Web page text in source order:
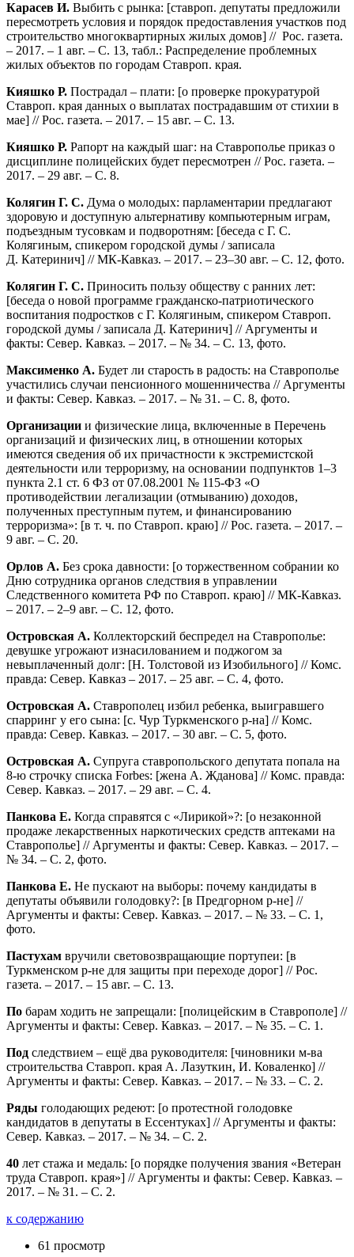
Карасев И. Выбить с рынка: [ставроп. депутаты предложили
пересмотреть условия и порядок предоставления участков под
строительство многоквартирных жилых домов] // Рос. газета.
– 2017. – 1 авг. – С. 13, табл.: Распределение проблемных
жилых объектов по городам Ставроп. края.
Кияшко Р. Пострадал – плати: [о проверке прокуратурой
Ставроп. края данных о выплатах пострадавшим от стихии в
мае] // Рос. газета. – 2017. – 15 авг. – С. 13.
Кияшко Р. Рапорт на каждый шаг: на Ставрополье приказ о
дисциплине полицейских будет пересмотрен // Рос. газета. –
2017. – 29 авг. – С. 8.
Колягин Г. С. Дума о молодых: парламентарии предлагают
здоровую и доступную альтернативу компьютерным играм,
подъездным тусовкам и подворотням: [беседа с Г. С.
Колягиным, спикером городской думы / записала
Д. Катеринич] // МК-Кавказ. – 2017. – 23–30 авг. – С. 12, фото.
Колягин Г. С. Приносить пользу обществу с ранних лет:
[беседа о новой программе гражданско-патриотического
воспитания подростков с Г. Колягиным, спикером Ставроп.
городской думы / записала Д. Катеринич] // Аргументы и
факты: Север. Кавказ. – 2017. – № 34. – С. 13, фото.
Максименко А. Будет ли старость в радость: на Ставрополье
участились случаи пенсионного мошенничества // Аргументы
и факты: Север. Кавказ. – 2017. – № 31. – С. 8, фото.
Организации и физические лица, включенные в Перечень
организаций и физических лиц, в отношении которых
имеются сведения об их причастности к экстремистской
деятельности или терроризму, на основании подпунктов 1–3
пункта 2.1 ст. 6 ФЗ от 07.08.2001 № 115-ФЗ «О
противодействии легализации (отмыванию) доходов,
полученных преступным путем, и финансированию
терроризма»: [в т. ч. по Ставроп. краю] // Рос. газета. – 2017. –
9 авг. – С. 20.
Орлов А. Без срока давности: [о торжественном собрании ко
Дню сотрудника органов следствия в управлении
Следственного комитета РФ по Ставроп. краю] // МК-Кавказ.
– 2017. – 2–9 авг. – С. 12, фото.
Островская А. Коллекторский беспредел на Ставрополье:
девушке угрожают изнасилованием и поджогом за
невыплаченный долг: [Н. Толстовой из Изобильного] // Комс.
правда: Север. Кавказ – 2017. – 25 авг. – С. 4, фото.
Островская А. Ставрополец избил ребенка, выигравшего
спарринг у его сына: [с. Чур Туркменского р-на] // Комс.
правда: Север. Кавказ. – 2017. – 30 авг. – С. 5, фото.
Островская А. Супруга ставропольского депутата попала на
8-ю строчку списка Forbes: [жена А. Жданова] // Комс. правда:
Север. Кавказ. – 2017. – 29 авг. – С. 4.
Панкова Е. Когда справятся с «Лирикой»?: [о незаконной
продаже лекарственных наркотических средств аптеками на
Ставрополье] // Аргументы и факты: Север. Кавказ. – 2017. –
№ 34. – С. 2, фото.
Панкова Е. Не пускают на выборы: почему кандидаты в
депутаты объявили голодовку?: [в Предгорном р-не] //
Аргументы и факты: Север. Кавказ. – 2017. – № 33. – С. 1,
фото.
Пастухам вручили световозвращающие портупеи: [в
Туркменском р-не для защиты при переходе дорог] // Рос.
газета. – 2017. – 15 авг. – С. 13.
По барам ходить не запрещали: [полицейским в Ставрополе] //
Аргументы и факты: Север. Кавказ. – 2017. – № 35. – С. 1.
Под следствием – ещё два руководителя: [чиновники м-ва
строительства Ставроп. края А. Лазуткин, И. Коваленко] //
Аргументы и факты: Север. Кавказ. – 2017. – № 33. – С. 2.
Ряды голодающих редеют: [о протестной голодовке
кандидатов в депутаты в Ессентуках] // Аргументы и факты:
Север. Кавказ. – 2017. – № 34. – С. 2.
40 лет стажа и медаль: [о порядке получения звания «Ветеран
труда Ставроп. края»] // Аргументы и факты: Север. Кавказ. –
2017. – № 31. – С. 2.
к содержанию
61 просмотр